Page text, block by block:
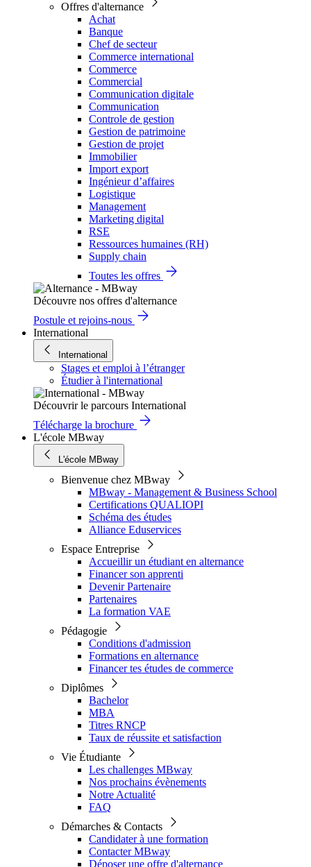
Offres d'alternance
Achat
Banque
Chef de secteur
Commerce international
Commerce
Commercial
Communication digitale
Communication
Controle de gestion
Gestion de patrimoine
Gestion de projet
Immobilier
Import export
Ingénieur d’affaires
Logistique
Management
Marketing digital
RSE
Ressources humaines (RH)
Supply chain
Toutes les offres
Découvre nos offres d'alternance
Postule et rejoins-nous
International
International
Stages et emploi à l’étranger
Étudier à l'international
Découvrir le parcours International
Télécharge la brochure
L'école MBway
L'école MBway
Bienvenue chez MBway
MBway - Management & Business School
Certifications QUALIOPI
Schéma des études
Alliance Eduservices
Espace Entreprise
Accueillir un étudiant en alternance
Financer son apprenti
Devenir Partenaire
Partenaires
La formation VAE
Pédagogie
Conditions d'admission
Formations en alternance
Financer tes études de commerce
Diplômes
Bachelor
MBA
Titres RNCP
Taux de réussite et satisfaction
Vie Étudiante
Les challenges MBway
Nos prochains évènements
Notre Actualité
FAQ
Démarches & Contacts
Candidater à une formation
Contacter MBway
Déposer une offre d'alternance